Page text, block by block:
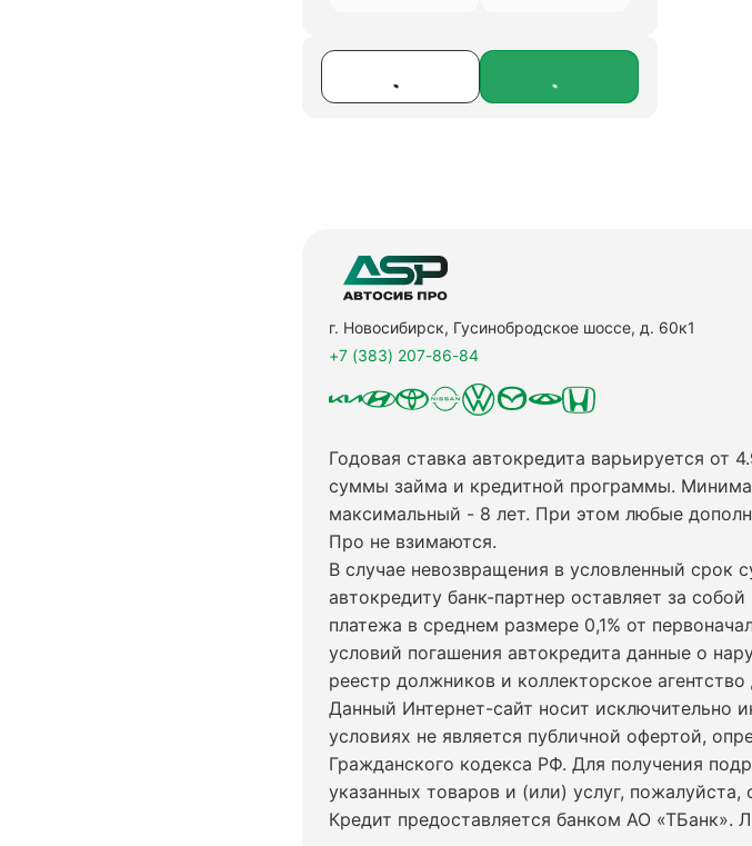
г. Новосибирск, Гусинобродское шоссе, д. 60к1
+7 (383) 207-86-84
Годовая ставка автокредита варьируется от
суммы займа и кредитной программы.
максимальный - 8 лет. При этом любые
Про не взимаются.
В случае невозвращения в условленный
автокредиту банк-партнер оставляет за
платежа в среднем размере 0,1% от
условий погашения автокредита данные о
реестр должников и коллекторское
Данный Интернет-сайт носит исключительно
условиях не является публичной офертой,
Гражданского кодекса РФ. Для получения
указанных товаров и (или) услуг,
Кредит предоставляется банком АО «ТБанк».